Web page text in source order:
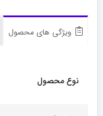
ویژگی های محصول
نوع محصول